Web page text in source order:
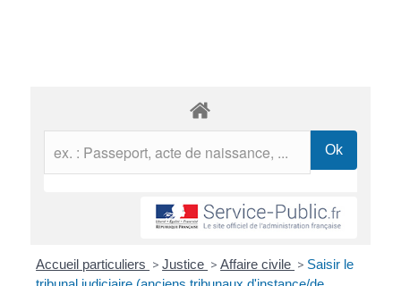
Accueil particuliers > Justice > Affaire civile > Saisir le